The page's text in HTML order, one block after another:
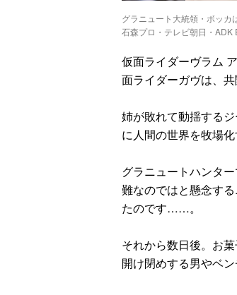
グラニュート大統領・ボッ
石森プロ・テレビ朝日・
仮面ライダーヴラム
面ライダーガヴは、
姉が敗れて動揺する
に人間の世界を牧場
グラニュートハンタ
難なのではと懸念す
たのです……。
それから数日後。お
開け閉めする男やベ